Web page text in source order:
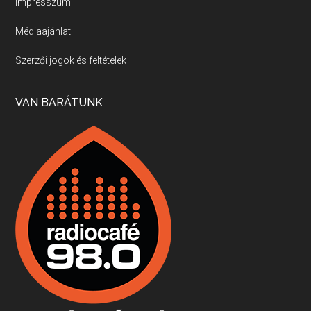
Villány, kékfrankos, Jackfall
Apr 17, 2026 • 00:35:38
Boston, teadélután, bab és homár
Apr 9, 2026 • 00:37:17
Fermentáljunk, a testünk meghálálja!
Apr 3, 2026 • 00:36:07
Médiaajánlat
Szerzői jogok és feltételek
VAN BARÁTUNK